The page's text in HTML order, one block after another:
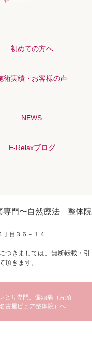
初めての方へ
術実績・お客様の声
NEWS
E-Relaxブログ
専門〜自然療法 整体院
丁目３６－１４
つきましては、無断転載・引
頂きます。
とり専門。偏頭痛（片頭
古屋ピュア整体院）へ